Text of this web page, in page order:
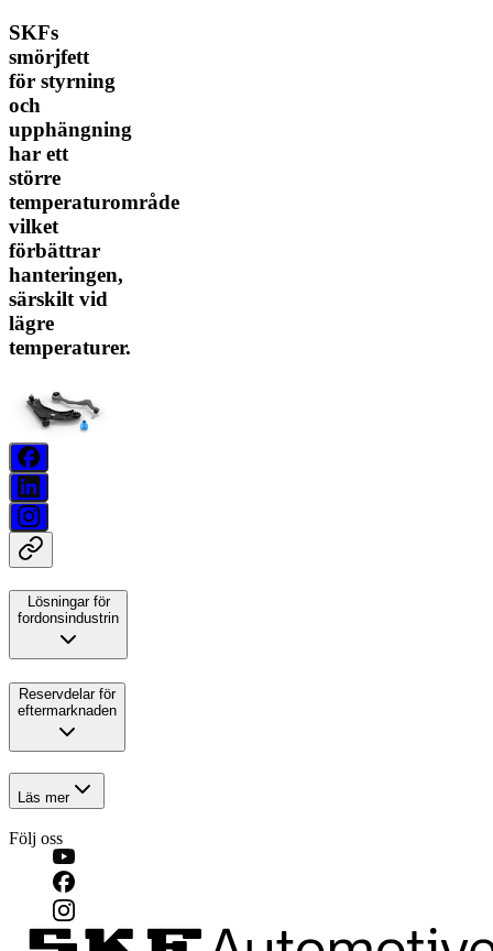
SKFs
smörjfett
för styrning
och
upphängning
har ett
större
temperaturområde
vilket
förbättrar
hanteringen,
särskilt vid
lägre
temperaturer.
Lösningar för
fordonsindustrin
Reservdelar för
eftermarknaden
Läs mer
Följ oss